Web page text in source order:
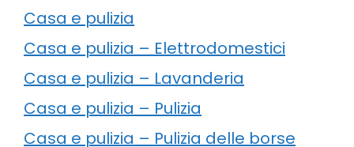
Casa e pulizia
Casa e pulizia – Elettrodomestici
Casa e pulizia – Lavanderia
Casa e pulizia – Pulizia
Casa e pulizia – Pulizia delle borse